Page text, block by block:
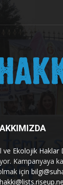
ve Ekolojik Haklar
Kampanyaya
için